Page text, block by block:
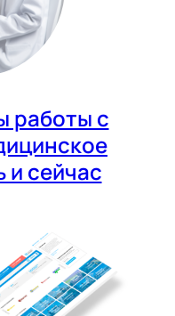
работы с
и сейчас